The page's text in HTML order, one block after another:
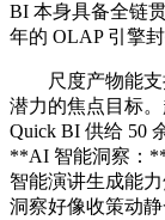
BI 本身具备全链
年的 OLAP 引擎
尺度产物能支
潜力的焦点目标
Quick BI 供给 50
**AI 智能洞察：
智能演讲生成能
洞察好像收策动